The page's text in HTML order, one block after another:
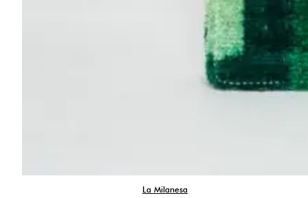
La Milanesa